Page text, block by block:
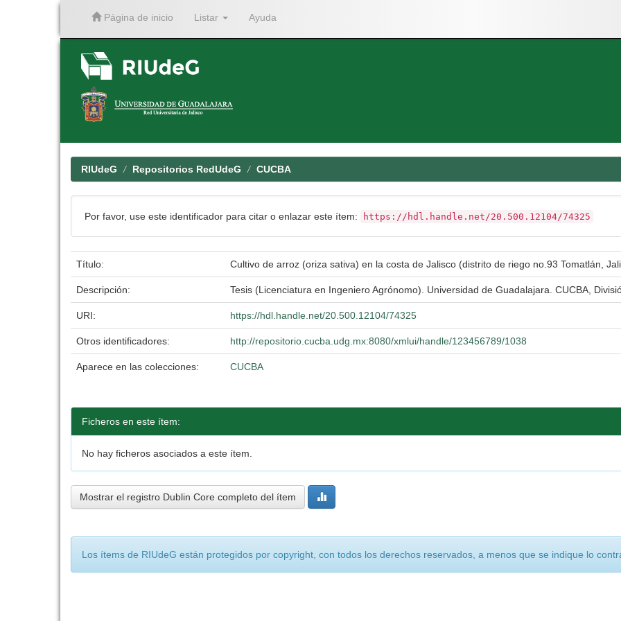
Página de inicio Listar Ayuda
RIUdeG Repositorios RedUdeG CUCBA
Por favor, use este identificador para citar o enlazar este ítem: https://hdl.handle.net/20.500.12104/74325
Título: Cultivo de arroz (oriza sativa) en la costa de Jalisco (distrito de riego no.93 Tomatlán,
Descripción: Tesis (Licenciatura en Ingeniero Agrónomo). Universidad de Guadalajara. CUCBA,
URI: https://hdl.handle.net/20.500.12104/74325
Otros identificadores: http://repositorio.cucba.udg.mx:8080/xmlui/handle/123456789/1038
Aparece en las colecciones: CUCBA
Ficheros en este ítem:
No hay ficheros asociados a este ítem.
Mostrar el registro Dublin Core completo del ítem
Los ítems de RIUdeG están protegidos por copyright, con todos los derechos reservados, a menos que se indique lo